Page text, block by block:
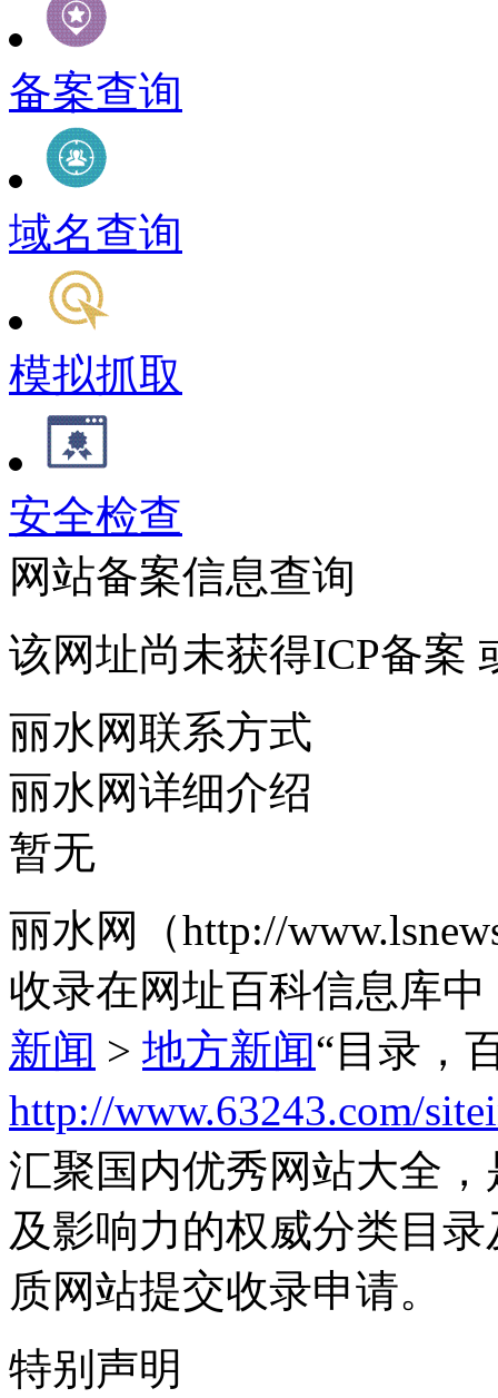
备案查询
域名查询
模拟抓取
安全检查
网站备案信息查询
该网址尚未获得ICP备案
丽水网联系方式
丽水网详细介绍
暂无
丽水网（http://
收录在网址百科信息库
新闻 > 地方新闻“目录，
http://www.63243.com/
汇聚国内优秀网站大全
及影响力的权威分类目
质网站提交收录申请。
特别声明